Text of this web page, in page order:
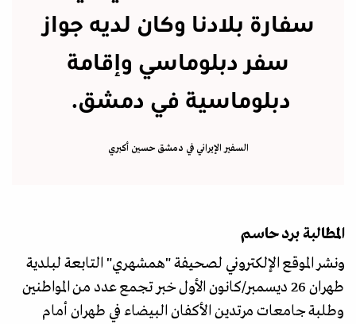
سفارة بلادنا وكان لديه جواز
سفر دبلوماسي وإقامة
دبلوماسية في دمشق.
السفير الإيراني في دمشق حسين أكبري
المطالبة برد حاسم
ونشر الموقع الإلكتروني لصحيفة "همشهري" التابعة لبلدية
طهران 26 ديسمبر/كانون الأول خبر تجمع عدد من المواطنين
وطلبة جامعات مرتدين الأكفان البيضاء في طهران أمام